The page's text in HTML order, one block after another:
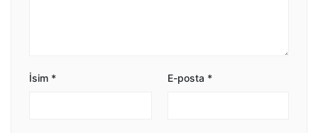
İsim * E-posta *